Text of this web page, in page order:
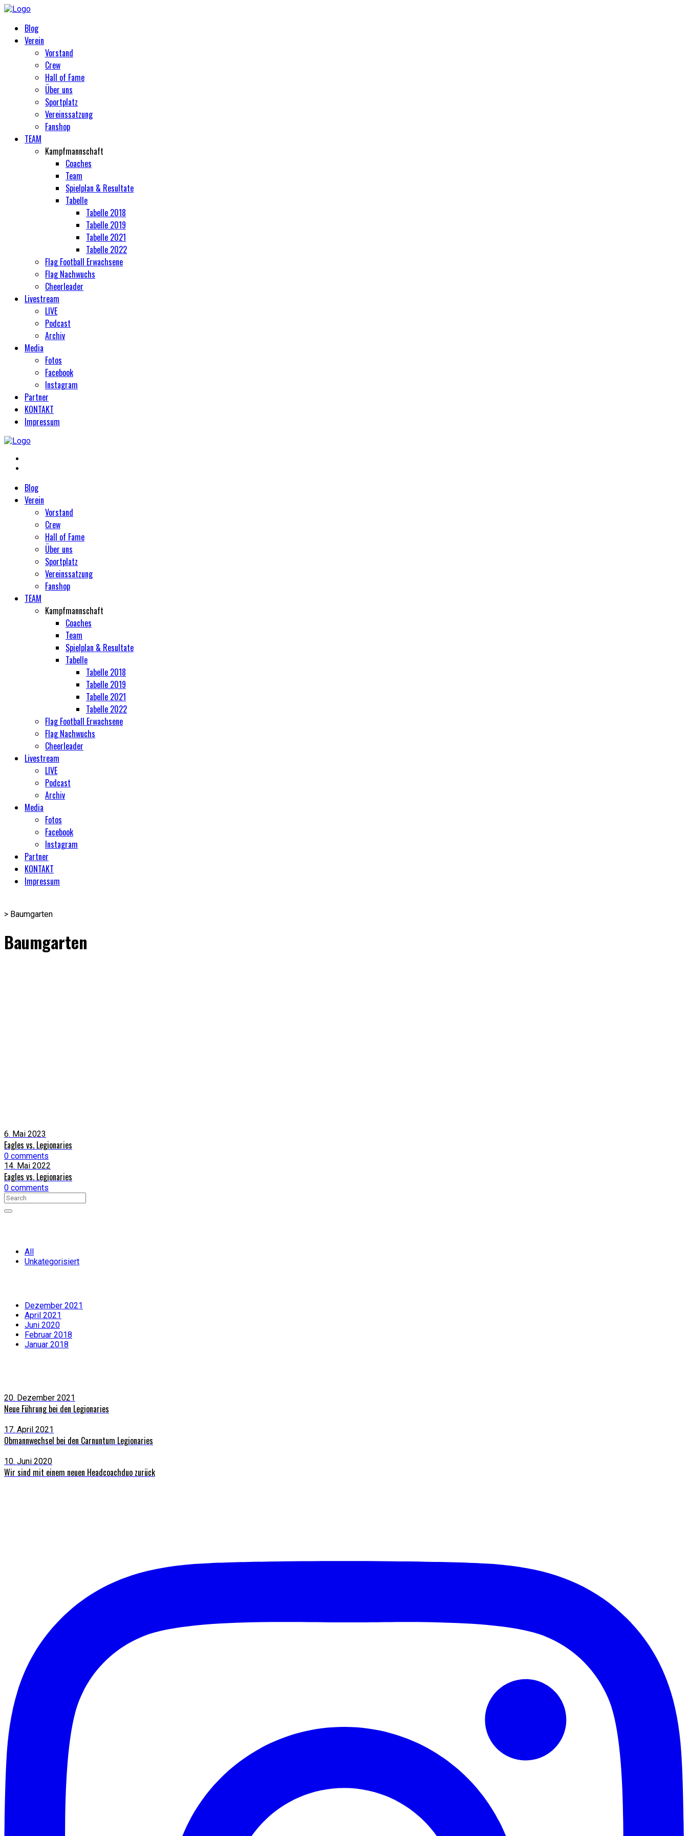
Blog
Verein
Vorstand
Crew
Hall of Fame
Über uns
Sportplatz
Vereinssatzung
Fanshop
TEAM
Kampfmannschaft
Coaches
Team
Spielplan & Resultate
Tabelle
Tabelle 2018
Tabelle 2019
Tabelle 2021
Tabelle 2022
Flag Football Erwachsene
Flag Nachwuchs
Cheerleader
Livestream
LIVE
Podcast
Archiv
Media
Fotos
Facebook
Instagram
Partner
KONTAKT
Impressum
Blog
Verein
Vorstand
Crew
Hall of Fame
Über uns
Sportplatz
Vereinssatzung
Fanshop
TEAM
Kampfmannschaft
Coaches
Team
Spielplan & Resultate
Tabelle
Tabelle 2018
Tabelle 2019
Tabelle 2021
Tabelle 2022
Flag Football Erwachsene
Flag Nachwuchs
Cheerleader
Livestream
LIVE
Podcast
Archiv
Media
Fotos
Facebook
Instagram
Partner
KONTAKT
Impressum
> Baumgarten
Baumgarten
6. Mai 2023
Eagles vs. Legionaries
0 comments
14. Mai 2022
Eagles vs. Legionaries
0 comments
All
Unkategorisiert
Dezember 2021
April 2021
Juni 2020
Februar 2018
Januar 2018
20. Dezember 2021
Neue Führung bei den Legionaries
17. April 2021
Obmannwechsel bei den Carnuntum Legionaries
10. Juni 2020
Wir sind mit einem neuen Headcoachduo zurück